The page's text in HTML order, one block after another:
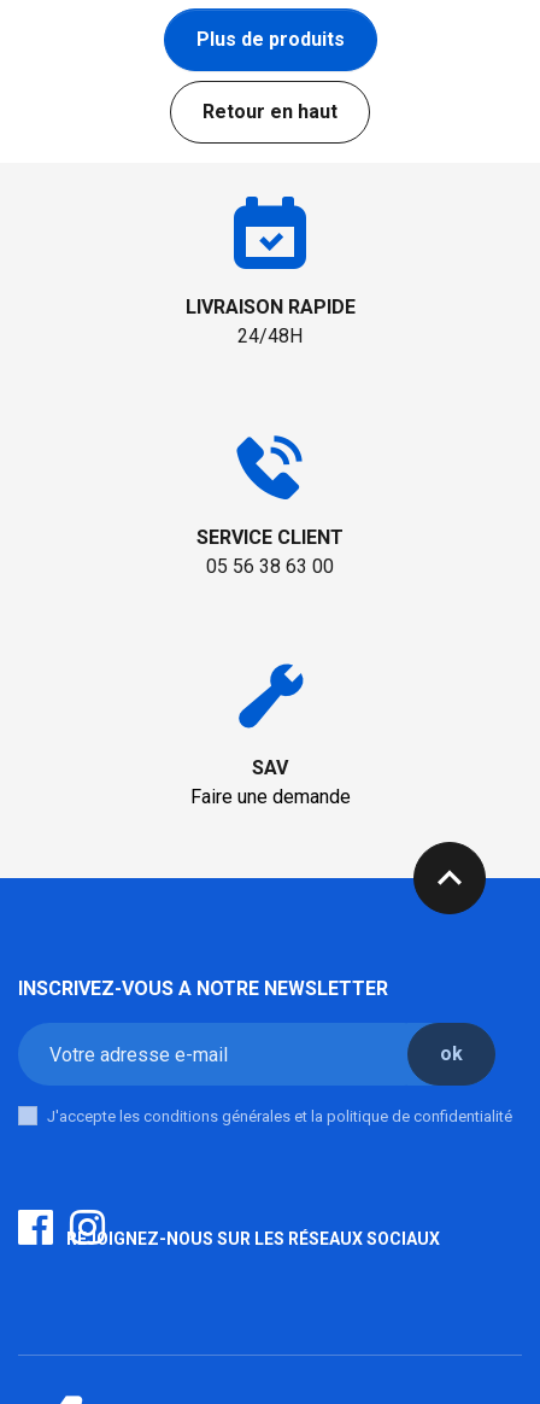
Plus de produits
Retour en haut
LIVRAISON RAPIDE
24/48H
SERVICE CLIENT
05 56 38 63 00
SAV
Faire une demande
expand_less
INSCRIVEZ-VOUS A NOTRE NEWSLETTER
ok
J'accepte les conditions générales et la politique de confidentialité
REJOIGNEZ-NOUS SUR LES RÉSEAUX SOCIAUX